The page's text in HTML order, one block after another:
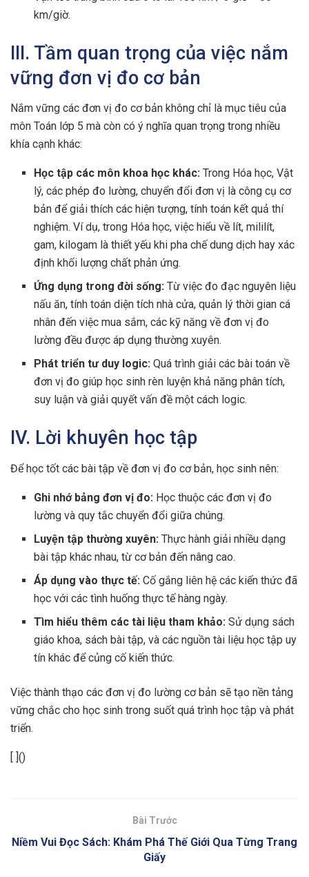
km/giờ.
III. Tầm quan trọng của việc nắm
vững đơn vị đo cơ bản
Nắm vững các đơn vị đo cơ bản không chỉ là mục tiêu của
môn Toán lớp 5 mà còn có ý nghĩa quan trọng trong nhiều
khía cạnh khác:
Học tập các môn khoa học khác: Trong Hóa học, Vật
lý, các phép đo lường, chuyển đổi đơn vị là công cụ cơ
bản để giải thích các hiện tượng, tính toán kết quả thí
nghiệm. Ví dụ, trong Hóa học, việc hiểu về lít, mililít,
gam, kilogam là thiết yếu khi pha chế dung dịch hay xác
định khối lượng chất phản ứng.
Ứng dụng trong đời sống: Từ việc đo đạc nguyên liệu
nấu ăn, tính toán diện tích nhà cửa, quản lý thời gian cá
nhân đến việc mua sắm, các kỹ năng về đơn vị đo
lường đều được áp dụng thường xuyên.
Phát triển tư duy logic: Quá trình giải các bài toán về
đơn vị đo giúp học sinh rèn luyện khả năng phân tích,
suy luận và giải quyết vấn đề một cách logic.
IV. Lời khuyên học tập
Để học tốt các bài tập về đơn vị đo cơ bản, học sinh nên:
Ghi nhớ bảng đơn vị đo: Học thuộc các đơn vị đo
lường và quy tắc chuyển đổi giữa chúng.
Luyện tập thường xuyên: Thực hành giải nhiều dạng
bài tập khác nhau, từ cơ bản đến nâng cao.
Áp dụng vào thực tế: Cố gắng liên hệ các kiến thức đã
học với các tình huống thực tế hàng ngày.
Tìm hiểu thêm các tài liệu tham khảo: Sử dụng sách
giáo khoa, sách bài tập, và các nguồn tài liệu học tập uy
tín khác để củng cố kiến thức.
Việc thành thạo các đơn vị đo lường cơ bản sẽ tạo nền tảng
vững chắc cho học sinh trong suốt quá trình học tập và phát
triển.
[ ]()
Bài Trước
Niềm Vui Đọc Sách: Khám Phá Thế Giới Qua Từng Trang
Giấy